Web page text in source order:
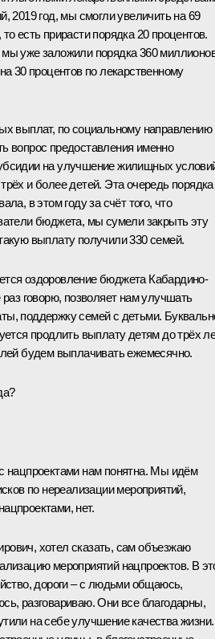
2019 год, мы смогли увеличить на 69
есть прирасти порядка 20 процентов.
уже заложили порядка 360
30 процентов по лекарственному
выплат, по социальному направлению
вопрос предоставления именно
на улучшение жилищных
и более детей. Эта очередь порядка
в этом году за счёт того, что
бюджета, мы сумели закрыть эту
выплату получили 330 семей.
оздоровление бюджета Кабардино-
говорю, позволяет нам улучшать
поддержку семей с детьми.
продлить выплату детям до трёх
будем выплачивать ежемесячно.
нацпроектами нам понятна. Мы идём
по нереализации мероприятий,
нет.
хотел сказать, сам объезжаю
мероприятий нацпроектов. В
дороги – с людьми общаюсь,
разговариваю. Они все благодарны,
на себе улучшение качества жизни.